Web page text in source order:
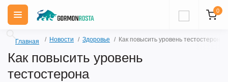
0
Главная Новости Здоровье Как повысить уровень тестостерона
Как повысить уровень
тестостерона